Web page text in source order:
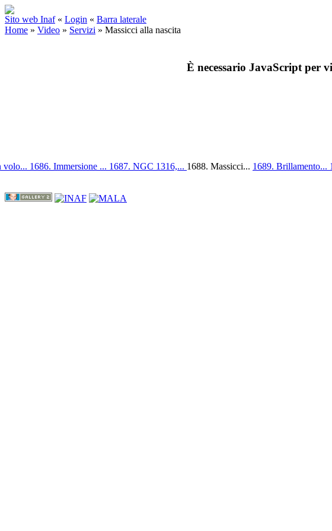
Sito web Inaf « Login « Barra laterale
Home » Video » Servizi » Massicci alla nascita
È necessario JavaScript per
volo... 1686. Immersione ... 1687. NGC 1316,... 1688. Massicci... 1689. Brillamento...